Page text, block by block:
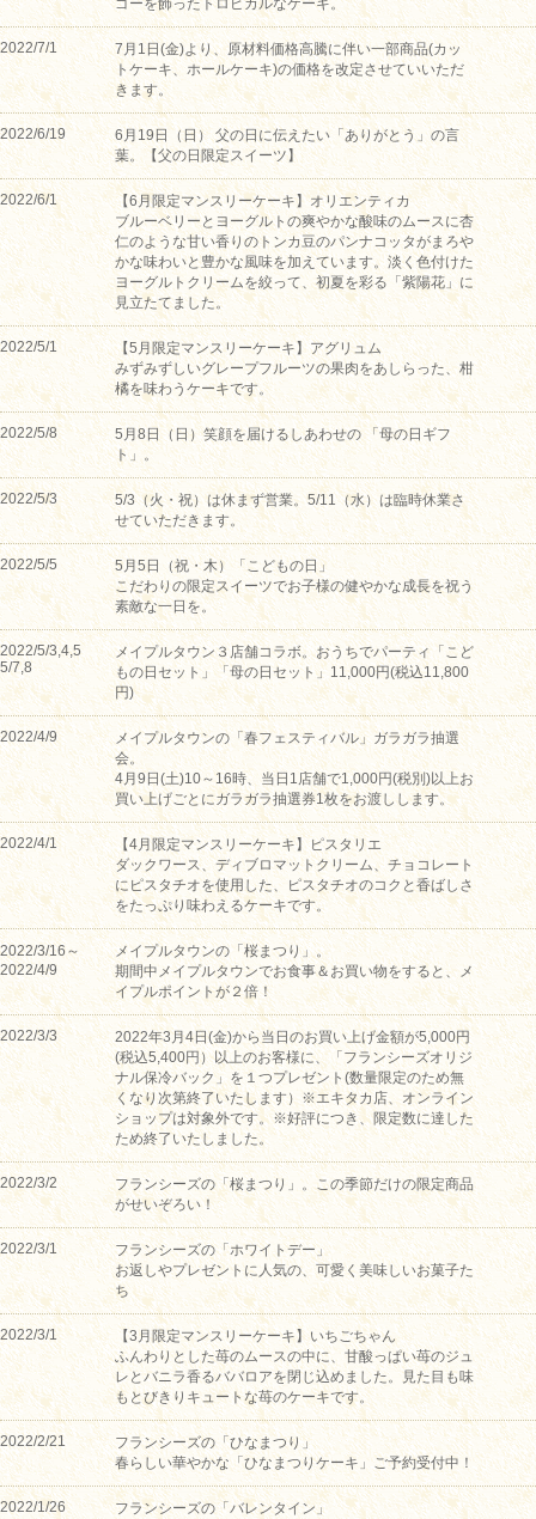
ゴーを飾ったトロピカルなケーキ。
2022/7/1
7月1日(金)より、原材料価格高騰に伴い一部商品(カッ
トケーキ、ホールケーキ)の価格を改定させていいただ
きます。
2022/6/19
6月19日（日） 父の日に伝えたい「ありがとう」の言
葉。【父の日限定スイーツ】
2022/6/1
【6月限定マンスリーケーキ】オリエンティカ
ブルーベリーとヨーグルトの爽やかな酸味のムースに杏
仁のような甘い香りのトンカ豆のパンナコッタがまろや
かな味わいと豊かな風味を加えています。淡く色付けた
ヨーグルトクリームを絞って、初夏を彩る「紫陽花」に
見立たてました。
2022/5/1
【5月限定マンスリーケーキ】アグリュム
みずみずしいグレープフルーツの果肉をあしらった、柑
橘を味わうケーキです。
2022/5/8
5月8日（日）笑顔を届けるしあわせの 「母の日ギフ
ト」。
2022/5/3
5/3（火・祝）は休まず営業。5/11（水）は臨時休業さ
せていただきます。
2022/5/5
5月5日（祝・木）「こどもの日」
こだわりの限定スイーツでお子様の健やかな成長を祝う
素敵な一日を。
2022/5/3,4,5
5/7,8
メイプルタウン３店舗コラボ。おうちでパーティ「こど
もの日セット」「母の日セット」11,000円(税込11,800
円)
2022/4/9
メイプルタウンの「春フェスティバル」ガラガラ抽選
会。
4月9日(土)10～16時、当日1店舗で1,000円(税別)以上お
買い上げごとにガラガラ抽選券1枚をお渡しします。
2022/4/1
【4月限定マンスリーケーキ】ピスタリエ
ダックワース、ディブロマットクリーム、チョコレート
にピスタチオを使用した、ピスタチオのコクと香ばしさ
をたっぷり味わえるケーキです。
2022/3/16～
2022/4/9
メイプルタウンの「桜まつり」。
期間中メイプルタウンでお食事＆お買い物をすると、メ
イプルポイントが２倍！
2022/3/3
2022年3月4日(金)から当日のお買い上げ金額が5,000円
(税込5,400円）以上のお客様に、「フランシーズオリジ
ナル保冷バック」を１つプレゼント(数量限定のため無
くなり次第終了いたします）※エキタカ店、オンライン
ショップは対象外です。※好評につき、限定数に達した
ため終了いたしました。
2022/3/2
フランシーズの「桜まつり」。この季節だけの限定商品
がせいぞろい！
2022/3/1
フランシーズの「ホワイトデー」
お返しやプレゼントに人気の、可愛く美味しいお菓子た
ち
2022/3/1
【3月限定マンスリーケーキ】いちごちゃん
ふんわりとした苺のムースの中に、甘酸っぱい苺のジュ
レとバニラ香るババロアを閉じ込めました。見た目も味
もとびきりキュートな苺のケーキです。
2022/2/21
フランシーズの「ひなまつり」
春らしい華やかな「ひなまつりケーキ」ご予約受付中！
2022/1/26
フランシーズの「バレンタイン」